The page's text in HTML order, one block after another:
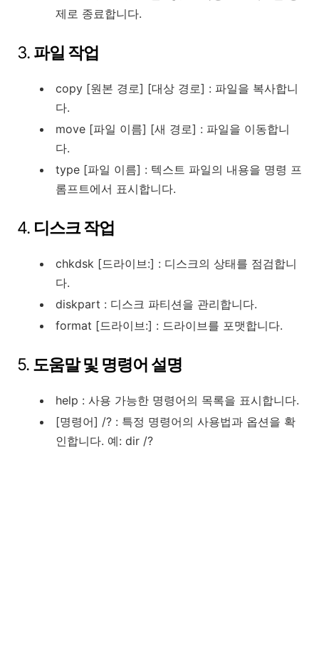
제로 종료합니다.
3. 파일 작업
copy [원본 경로] [대상 경로] : 파일을 복사합니
다.
move [파일 이름] [새 경로] : 파일을 이동합니
다.
type [파일 이름] : 텍스트 파일의 내용을 명령 프
롬프트에서 표시합니다.
4. 디스크 작업
chkdsk [드라이브:] : 디스크의 상태를 점검합니
다.
diskpart : 디스크 파티션을 관리합니다.
format [드라이브:] : 드라이브를 포맷합니다.
5. 도움말 및 명령어 설명
help : 사용 가능한 명령어의 목록을 표시합니다.
[명령어] /? : 특정 명령어의 사용법과 옵션을 확
인합니다. 예: dir /?